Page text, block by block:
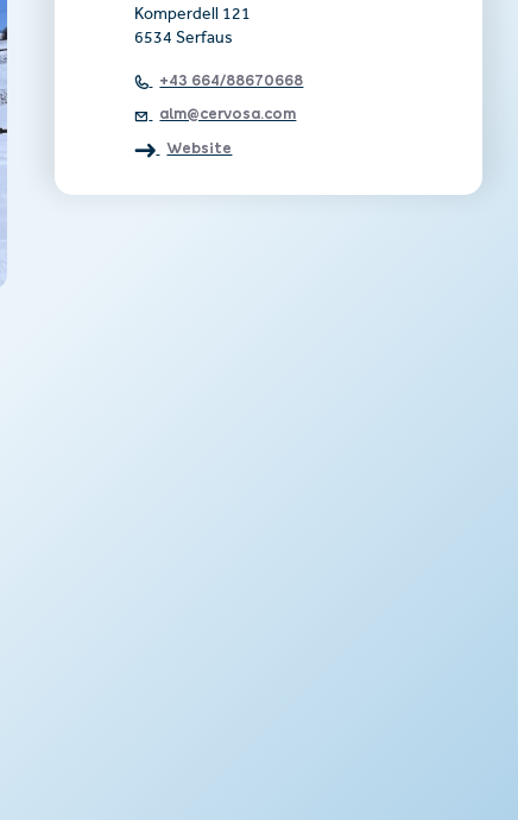
Komperdell 121
6534 Serfaus
+43 664/88670668
alm@cervosa.com
Website